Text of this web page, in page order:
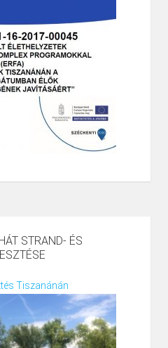
STRAND- ÉS
Tiszanánán